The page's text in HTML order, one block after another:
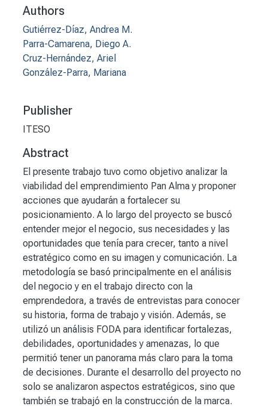
Authors
Gutiérrez-Díaz, Andrea M.
Parra-Camarena, Diego A.
Cruz-Hernández, Ariel
González-Parra, Mariana
Publisher
ITESO
Abstract
El presente trabajo tuvo como objetivo analizar la
viabilidad del emprendimiento Pan Alma y proponer
acciones que ayudarán a fortalecer su
posicionamiento. A lo largo del proyecto se buscó
entender mejor el negocio, sus necesidades y las
oportunidades que tenía para crecer, tanto a nivel
estratégico como en su imagen y comunicación. La
metodología se basó principalmente en el análisis
del negocio y en el trabajo directo con la
emprendedora, a través de entrevistas para conocer
su historia, forma de trabajo y visión. Además, se
utilizó un análisis FODA para identificar fortalezas,
debilidades, oportunidades y amenazas, lo que
permitió tener un panorama más claro para la toma
de decisiones. Durante el desarrollo del proyecto no
solo se analizaron aspectos estratégicos, sino que
también se trabajó en la construcción de la marca.